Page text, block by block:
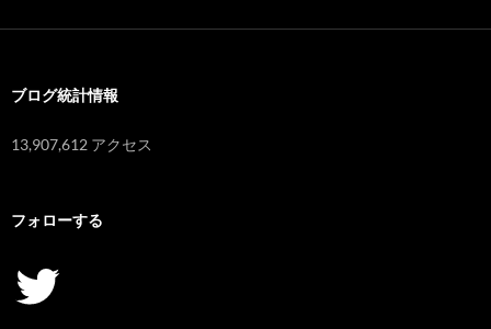
ブログ統計情報
13,907,612 アクセス
フォローする
Twitter